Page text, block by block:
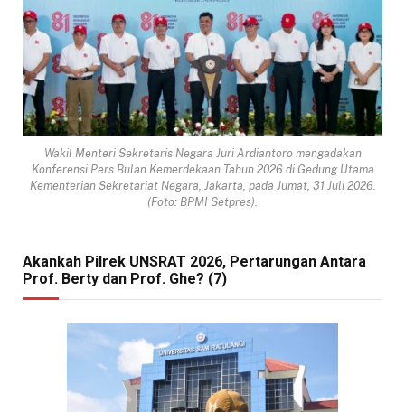
Wakil Menteri Sekretaris Negara Juri Ardiantoro mengadakan
Konferensi Pers Bulan Kemerdekaan Tahun 2026 di Gedung Utama
Kementerian Sekretariat Negara, Jakarta, pada Jumat, 31 Juli 2026.
(Foto: BPMI Setpres).
Akankah Pilrek UNSRAT 2026, Pertarungan Antara
Prof. Berty dan Prof. Ghe? (7)